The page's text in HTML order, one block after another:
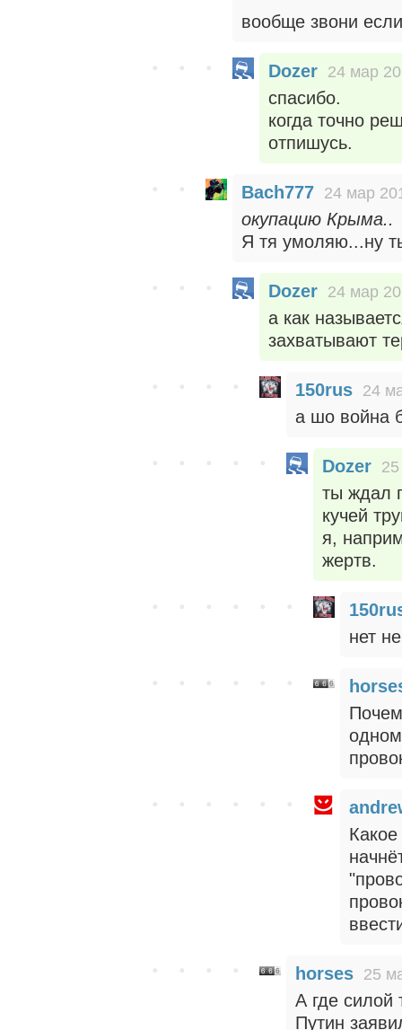
вообще звони
Dozer 24 мар
спасибо.
когда точно
отпишусь.
Bach777 24 мар
окупацию Крыма..
Я тя умоляю...ну
Dozer 24 мар
а как
захватывают
150rus 24
а шо война
Dozer
ты ждал
кучей
я,
жертв.
нет
horses 25
А где
Путин